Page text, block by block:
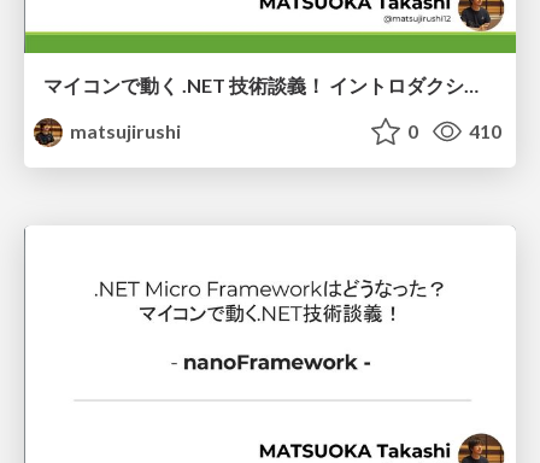
マイコンで動く .NET 技術談義！ イントロダクション
matsujirushi
0 410